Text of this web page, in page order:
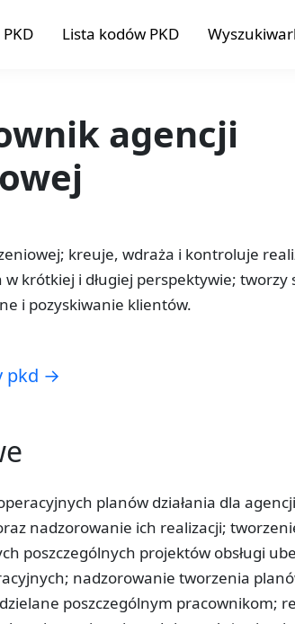
Lista kodów PKD
agencji
kreuje, wdraża i kontroluje
krótkiej i długiej perspektywie;
i pozyskiwanie klientów.
pkd →
planów działania dla
nadzorowanie ich realizacji;
poszczególnych projektów obsługi
nadzorowanie tworzenia
poszczególnym pracownikom;